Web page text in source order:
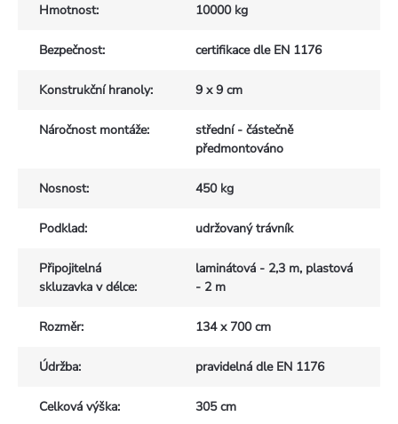
Hmotnost: 10000 kg
Bezpečnost: certifikace dle EN 1176
Konstrukční hranoly: 9 x 9 cm
Náročnost montáže:
střední - částečně
předmontováno
Nosnost: 450 kg
Podklad: udržovaný trávník
Připojitelná
skluzavka v délce:
laminátová - 2,3 m, plastová
- 2 m
Rozměr: 134 x 700 cm
Údržba: pravidelná dle EN 1176
Celková výška: 305 cm